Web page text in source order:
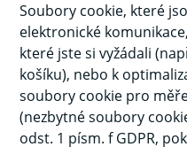
Soubory cookie, které
elektronické
které jste si vyžádali
košíku), nebo k
soubory cookie pro
(nezbytné soubory
odst. 1 písm. f GDPR,